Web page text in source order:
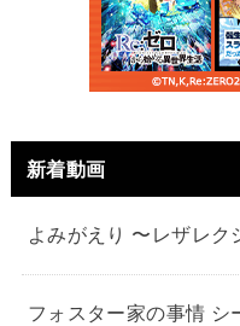
新着動画
よみがえり 〜レザレク
フォスター家の事情 シ